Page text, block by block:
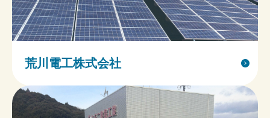
荒川電工株式会社